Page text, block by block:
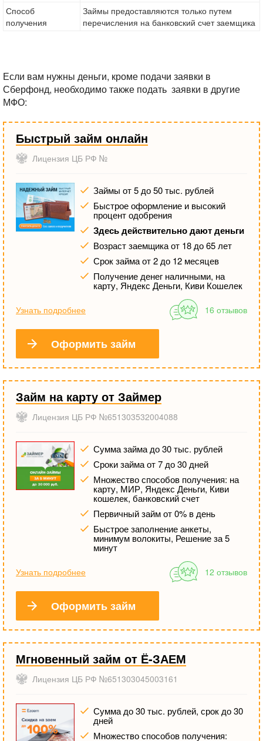
Способ
получения
Займы предоставляются только путем
перечисления на банковский счет заемщика
Если вам нужны деньги, кроме подачи заявки в
Сберфонд, необходимо также подать заявки в другие
МФО:
Быстрый займ онлайн
Лицензия ЦБ РФ №
Займы от 5 до 50 тыс. рублей
Быстрое оформление и высокий
процент одобрения
Здесь действительно дают деньги
Возраст заемщика от 18 до 65 лет
Срок займа от 2 до 12 месяцев
Получение денег наличными, на
карту, Яндекс Деньги, Киви Кошелек
Узнать подробнее 16 отзывов
Оформить займ
Займ на карту от Займер
Лицензия ЦБ РФ №651303532004088
Сумма займа до 30 тыс. рублей
Сроки займа от 7 до 30 дней
Множество способов получения: на
карту, МИР, Яндекс Деньги, Киви
кошелек, банковский счет
Первичный займ от 0% в день
Быстрое заполнение анкеты,
минимум волокиты, Решение за 5
минут
Узнать подробнее 12 отзывов
Оформить займ
Мгновенный займ от Ё-ЗАЕМ
Лицензия ЦБ РФ №651303045003161
Сумма до 30 тыс. рублей, срок до 30
дней
Множество способов получения: